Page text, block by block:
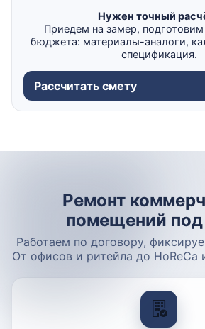
Нужен точный
Приедем на замер,
бюджета: материалы-аналоги,
спецификация.
Рассчитать смету
Ремонт
помещений
Работаем по договору,
От офисов и ритейла до HoReCa